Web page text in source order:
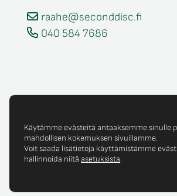
raahe@seconddisc.fi
040 584 7686
© Copyright 2025 Second Disc Oy
Käytämme evästeitä antaaksemme sinulle
mahdollisen kokemuksen sivuillamme.
Voit saada lisätietoja käyttämistämme
hallinnoida niitä asetuksista.